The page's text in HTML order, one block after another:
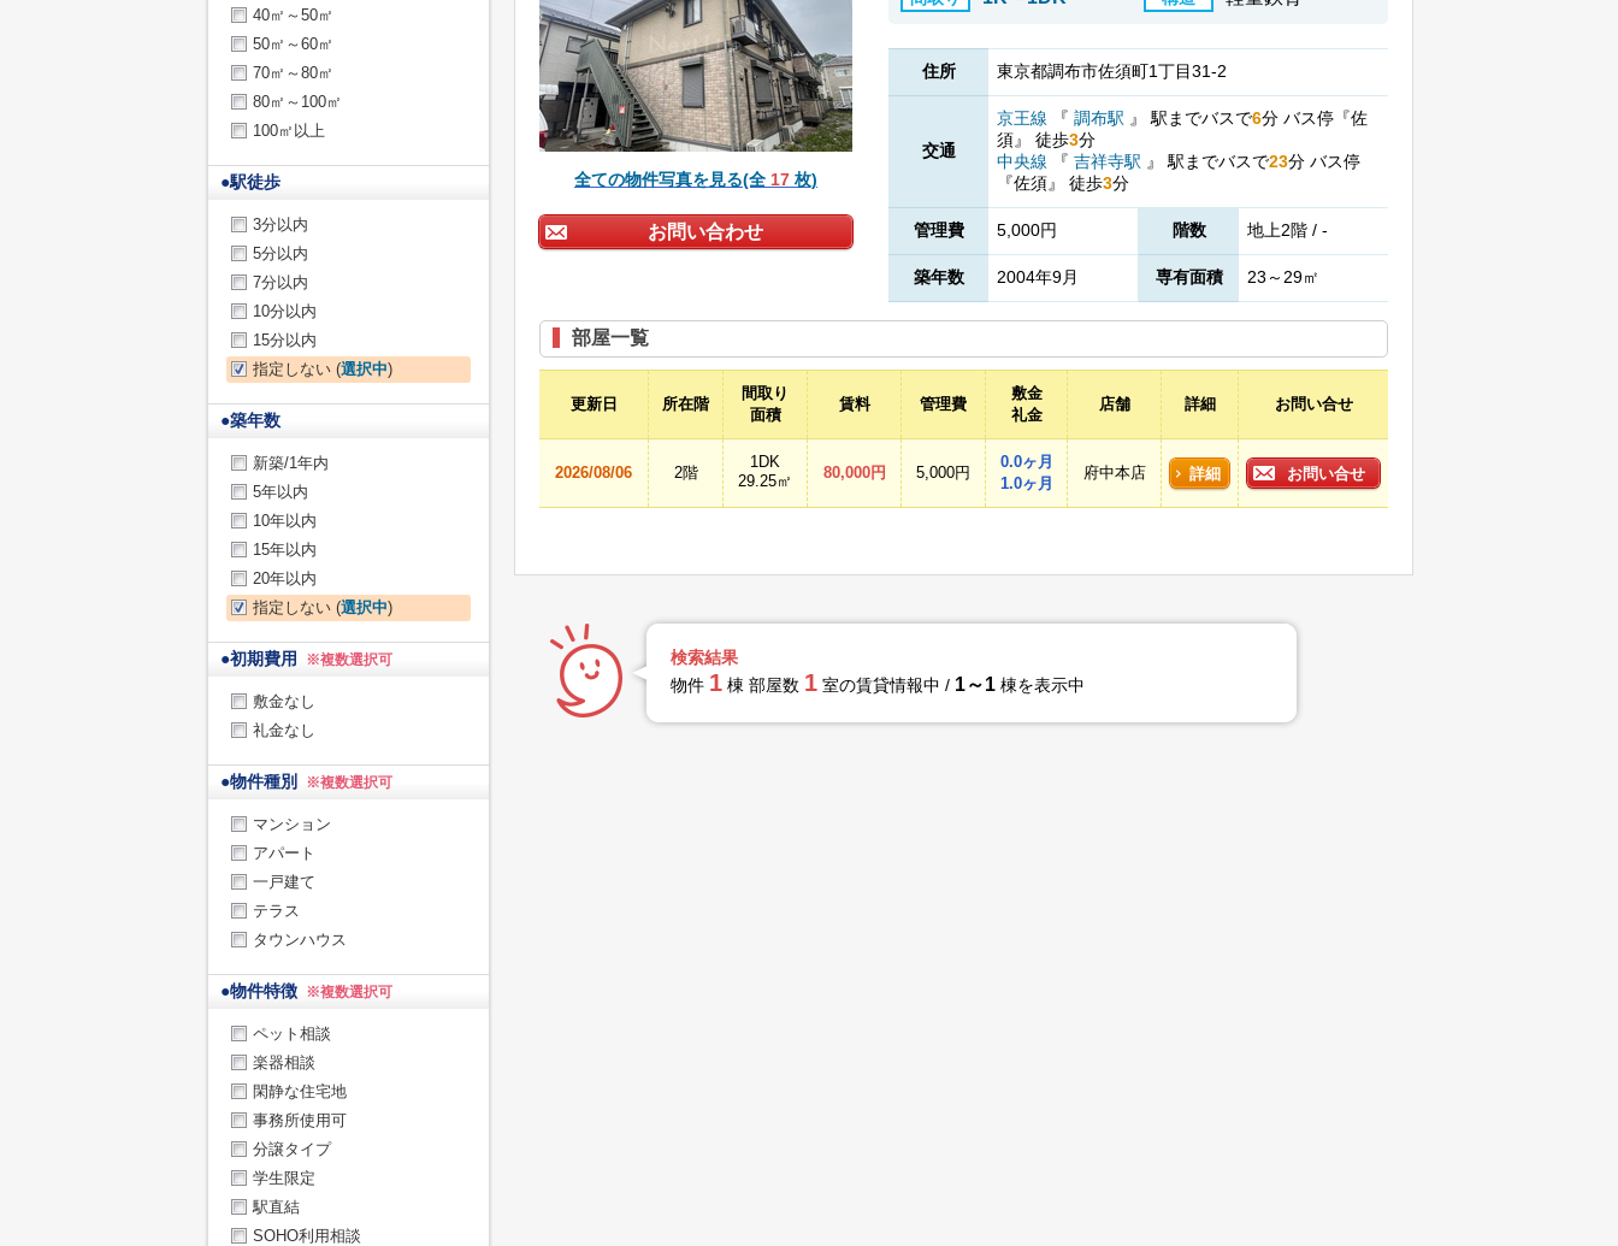
全ての物件写真を見る(全 17 枚)
お問い合わせ
住所 東京都調布市佐須町1丁目31-2
交通
京王線 『 調布駅 』 駅までバスで6分 バス停『佐
須』 徒歩3分
中央線
『 吉祥寺駅 』 駅までバスで23分 バス停
『佐須』 徒歩3分
管理費 5,000円 階数 地上2階 / -
築年数 2004年9月 専有面積 23～29㎡
部屋一覧
更新日 所在階
間取り
面積
賃料 管理費
敷金
礼金
店舗 詳細 お問い合せ
2026/08/06 2階
1DK
29.25㎡
80,000円 5,000円
0.0ヶ月
1.0ヶ月
府中本店 詳細 お問い合せ
検索結果
物件 1 棟 部屋数 1 室の賃貸情報中 / 1～1 棟を表示中
40㎡～50㎡
50㎡～60㎡
70㎡～80㎡
80㎡～100㎡
100㎡以上
●駅徒歩
3分以内
5分以内
7分以内
10分以内
15分以内
指定しない (選択中)
●築年数
新築/1年内
5年以内
10年以内
15年以内
20年以内
指定しない (選択中)
●初期費用 ※複数選択可
敷金なし
礼金なし
●物件種別 ※複数選択可
マンション
アパート
一戸建て
テラス
タウンハウス
●物件特徴 ※複数選択可
ペット相談
楽器相談
閑静な住宅地
事務所使用可
分譲タイプ
学生限定
駅直結
SOHO利用相談